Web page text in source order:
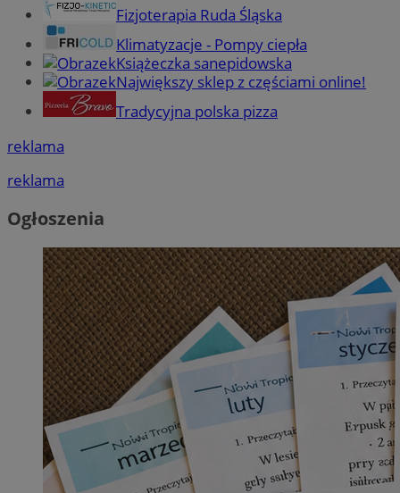
Fizjoterapia Ruda Śląska
Klimatyzacje - Pompy ciepła
Książeczka sanepidowska
Największy sklep z częściami online!
Tradycyjna polska pizza
reklama
reklama
Ogłoszenia